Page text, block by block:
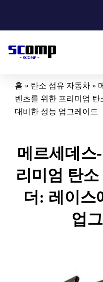
츠
홈 » 탄소 섬유 자동차 »
벤츠를 위한 프리미엄 탄
대비한 성능 업그레이드
메르세데스
리미엄 탄
더: 레이스
업